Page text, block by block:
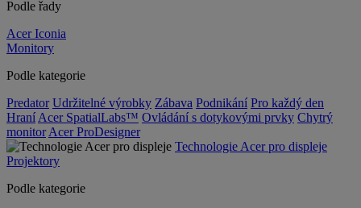
Podle řady
Acer Iconia
Monitory
Podle kategorie
Predator Udržitelné výrobky Zábava Podnikání Pro každý den
Hraní Acer SpatialLabs™ Ovládání s dotykovými prvky Chytrý
monitor Acer ProDesigner
Technologie Acer pro displeje
Projektory
Podle kategorie